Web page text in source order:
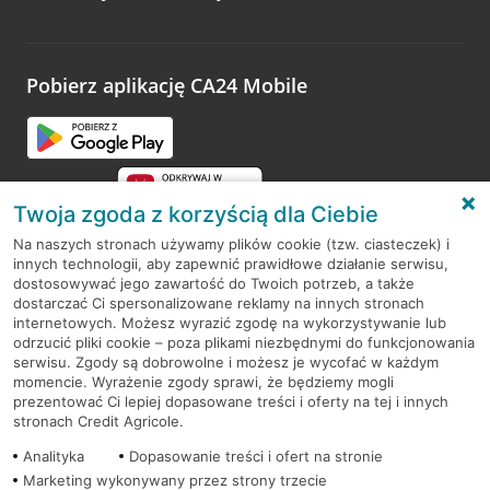
opinie.
Pobierz aplikację CA24 Mobile
RODO
Regulamin serwisu
Mapa serwisu
PolitykaCookies
Twoja zgoda z korzyścią dla Ciebie
Na naszych stronach używamy plików cookie (tzw. ciasteczek) i
innych technologii, aby zapewnić prawidłowe działanie serwisu,
dostosowywać jego zawartość do Twoich potrzeb, a także
dostarczać Ci spersonalizowane reklamy na innych stronach
internetowych. Możesz wyrazić zgodę na wykorzystywanie lub
odrzucić pliki cookie – poza plikami niezbędnymi do funkcjonowania
serwisu. Zgody są dobrowolne i możesz je wycofać w każdym
momencie. Wyrażenie zgody sprawi, że będziemy mogli
prezentować Ci lepiej dopasowane treści i oferty na tej i innych
stronach Credit Agricole.
Analityka
Dopasowanie treści i ofert na stronie
Marketing wykonywany przez strony trzecie